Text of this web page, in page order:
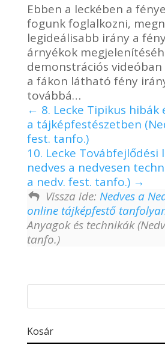
Ebben a leckében a
fogunk foglalkozni,
legideálisabb irány a
árnyékok
demonstrációs
a fákon látható fény
továbbá…
8. Lecke Tipikus
a tájképfestészetben
fest. tanfo.)
10. Lecke Továbfejlődési
nedves a nedvesen
a nedv. fest. tanfo.)
Vissza ide: Nedves a
online tájképfestő
Anyagok és technikák
tanfo.)
Kosár